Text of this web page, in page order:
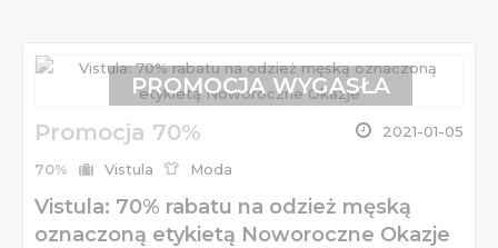
Promocja 70% 2021-01-05
70% Vistula Moda
Vistula: 70% rabatu na odzież męską
oznaczoną etykietą Noworoczne Okazje
PROMOCJA WYGASŁA